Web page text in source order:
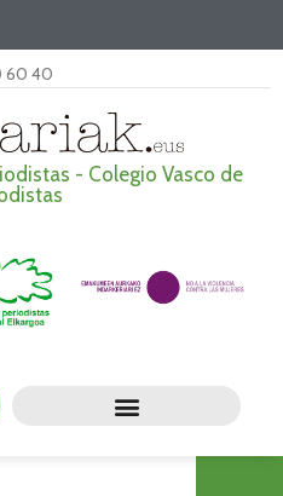
60 40
- Colegio Vasco de